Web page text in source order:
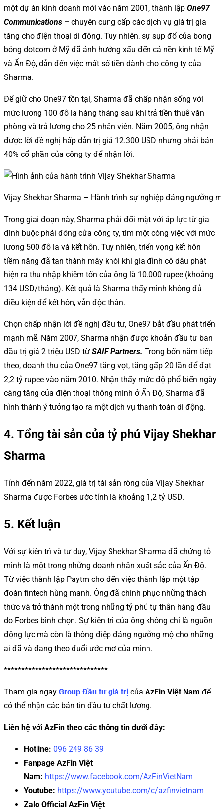
một dự án kinh doanh mới vào năm 2001, thành lập One97
Communications – chuyên cung cấp các dịch vụ giá trị gia
tăng cho điện thoại di động. Tuy nhiên, sự sụp đổ của bong
bóng dotcom ở Mỹ đã ảnh hưởng xấu đến cả nền kinh tế Mỹ
và Ấn Độ, dẫn đến việc mất số tiền dành cho công ty của
Sharma.
Để giữ cho One97 tồn tại, Sharma đã chấp nhận sống với
mức lương 100 đô la hàng tháng sau khi trả tiền thuê văn
phòng và trả lương cho 25 nhân viên. Năm 2005, ông nhận
được lời đề nghị hấp dẫn trị giá 12.300 USD nhưng phải bán
40% cổ phần của công ty để nhận lời.
Vijay Shekhar Sharma – Hành trình sự nghiệp đáng ngưỡng
Trong giai đoạn này, Sharma phải đối mặt với áp lực từ gia
đình buộc phải đóng cửa công ty, tìm một công việc với mức
lương 500 đô la và kết hôn. Tuy nhiên, triển vọng kết hôn
tiềm năng đã tan thành mây khói khi gia đình cô dâu phát
hiện ra thu nhập khiêm tốn của ông là 10.000 rupee (khoảng
134 USD/tháng). Kết quả là Sharma thấy mình không đủ
điều kiện để kết hôn, vẫn độc thân.
Chọn chấp nhận lời đề nghị đầu tư, One97 bắt đầu phát triển
mạnh mẽ. Năm 2007, Sharma nhận được khoản đầu tư ban
đầu trị giá 2 triệu USD từ SAIF Partners. Trong bốn năm tiếp
theo, doanh thu của One97 tăng vọt, tăng gấp 20 lần để đạt
2,2 tỷ rupee vào năm 2010. Nhận thấy mức độ phổ biến ngày
càng tăng của điện thoại thông minh ở Ấn Độ, Sharma đã
hình thành ý tưởng tạo ra một dịch vụ thanh toán di động.
4. Tổng tài sản của tỷ phú Vijay Shekhar
Sharma
Tính đến năm 2022, giá trị tài sản ròng của Vijay Shekhar
Sharma được Forbes ước tính là khoảng 1,2 tỷ USD.
5. Kết luận
Với sự kiên trì và tư duy, Vijay Shekhar Sharma đã chứng tỏ
mình là một trong những doanh nhân xuất sắc của Ấn Độ.
Từ việc thành lập Paytm cho đến việc thành lập một tập
đoàn fintech hùng manh. Ông đã chinh phục những thách
thức và trở thành một trong những tỷ phú tự thân hàng đầu
do Forbes bình chọn. Sự kiên trì của ông không chỉ là nguồn
động lực mà còn là thông điệp đáng ngưỡng mộ cho những
ai đã và đang theo đuổi ước mơ của mình.
******************************
Tham gia ngay Group Đầu tư giá trị của AzFin Việt Nam để
có thể nhận các bản tin đầu tư chất lượng.
Liên hệ với AzFin theo các thông tin dưới đây:
Hotline: 096 249 86 39
Fanpage AzFin Việt
Nam: https://www.facebook.com/AzFinVietNam
Youtube: https://www.youtube.com/c/azfinvietnam
Zalo Official AzFin Việt